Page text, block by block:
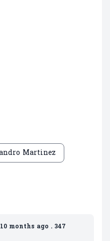
Martinez
10 months ago . 347